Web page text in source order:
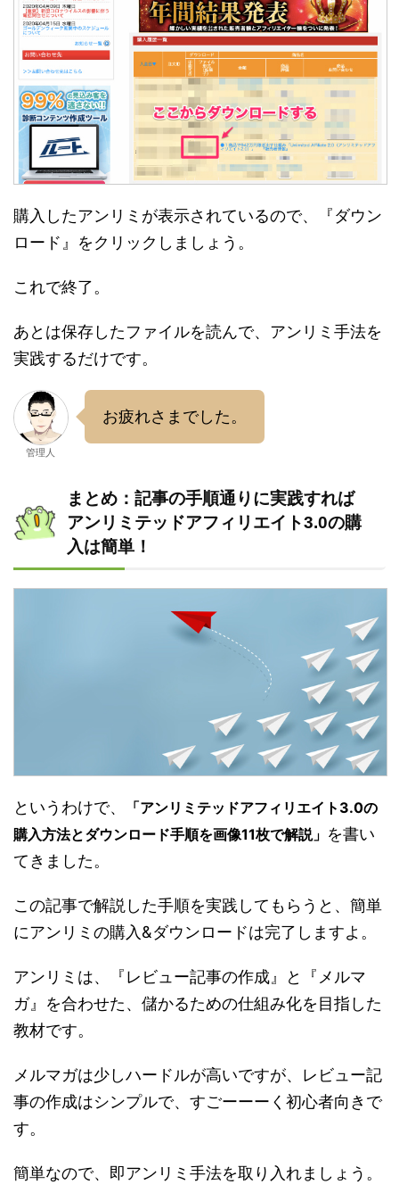
購入したアンリミが表示されているので、『ダウン
ロード』をクリックしましょう。
これで終了。
あとは保存したファイルを読んで、アンリミ手法を
実践するだけです。
管理人
お疲れさまでした。
まとめ：記事の手順通りに実践すれば
アンリミテッドアフィリエイト3.0の購
入は簡単！
というわけで、
「アンリミテッドアフィリエイト3.0の
購入方法とダウンロード手順を画像11枚で解説」 を書い
てきました。
この記事で解説した手順を実践してもらうと、簡単
にアンリミの購入&ダウンロードは完了しますよ。
アンリミは、『レビュー記事の作成』と『メルマ
ガ』を合わせた、儲かるための仕組み化を目指した
教材です。
メルマガは少しハードルが高いですが、レビュー記
事の作成はシンプルで、すごーーーく初心者向きで
す。
簡単なので、即アンリミ手法を取り入れましょう。